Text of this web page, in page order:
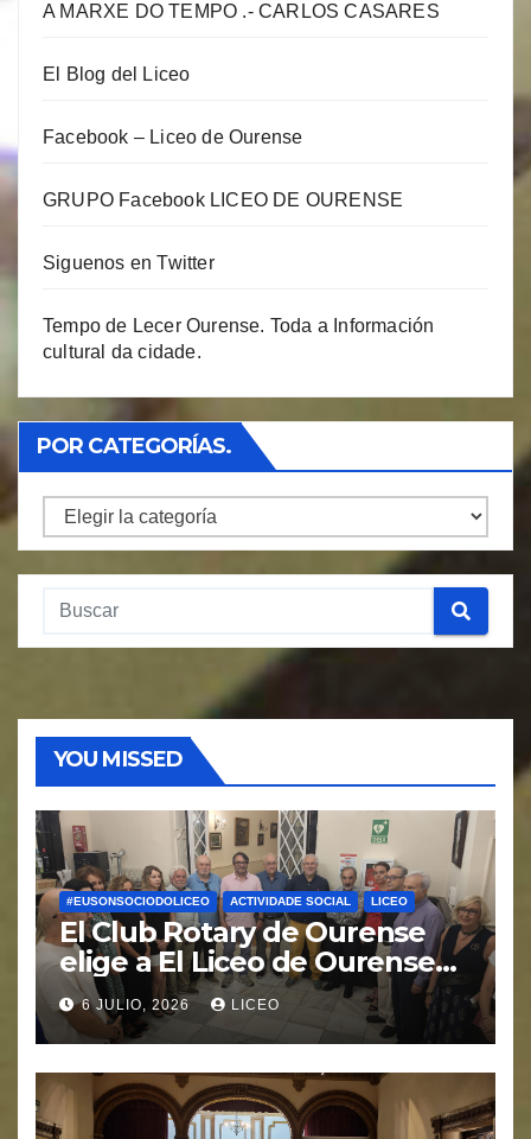
A MARXE DO TEMPO .- CARLOS CASARES
El Blog del Liceo
Facebook – Liceo de Ourense
GRUPO Facebook LICEO DE OURENSE
Siguenos en Twitter
Tempo de Lecer Ourense. Toda a Información
cultural da cidade.
POR CATEGORÍAS.
Por
Categorías.
YOU MISSED
#EUSONSOCIODOLICEO ACTIVIDADE SOCIAL LICEO
El Club Rotary de Ourense
elige a El Liceo de Ourense
para la puesta en marcha del
proyecto “Ciudad Cardio
Protegida”.
6 JULIO, 2026 LICEO